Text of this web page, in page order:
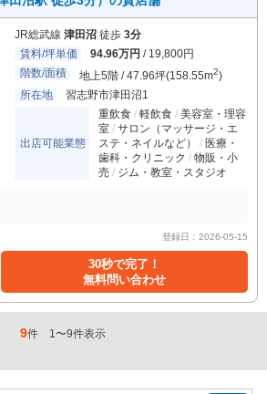
JR総武線 津田沼 徒歩 3分
賃料/坪単価
94.96万円 / 19,800円
階数/面積
地上5階 / 47.96坪(158.55m2)
所在地
習志野市津田沼1
出店可能業態
重飲食 軽飲食
美容室・理容
室
サロン（マッサージ・エ
ステ・ネイルなど）
医療・
歯科・クリニック
物販・小
売
ジム・教室・スタジオ
登録日：2026-05-15
30秒で完了！
無料問い合わせ
9件 1〜9件表示